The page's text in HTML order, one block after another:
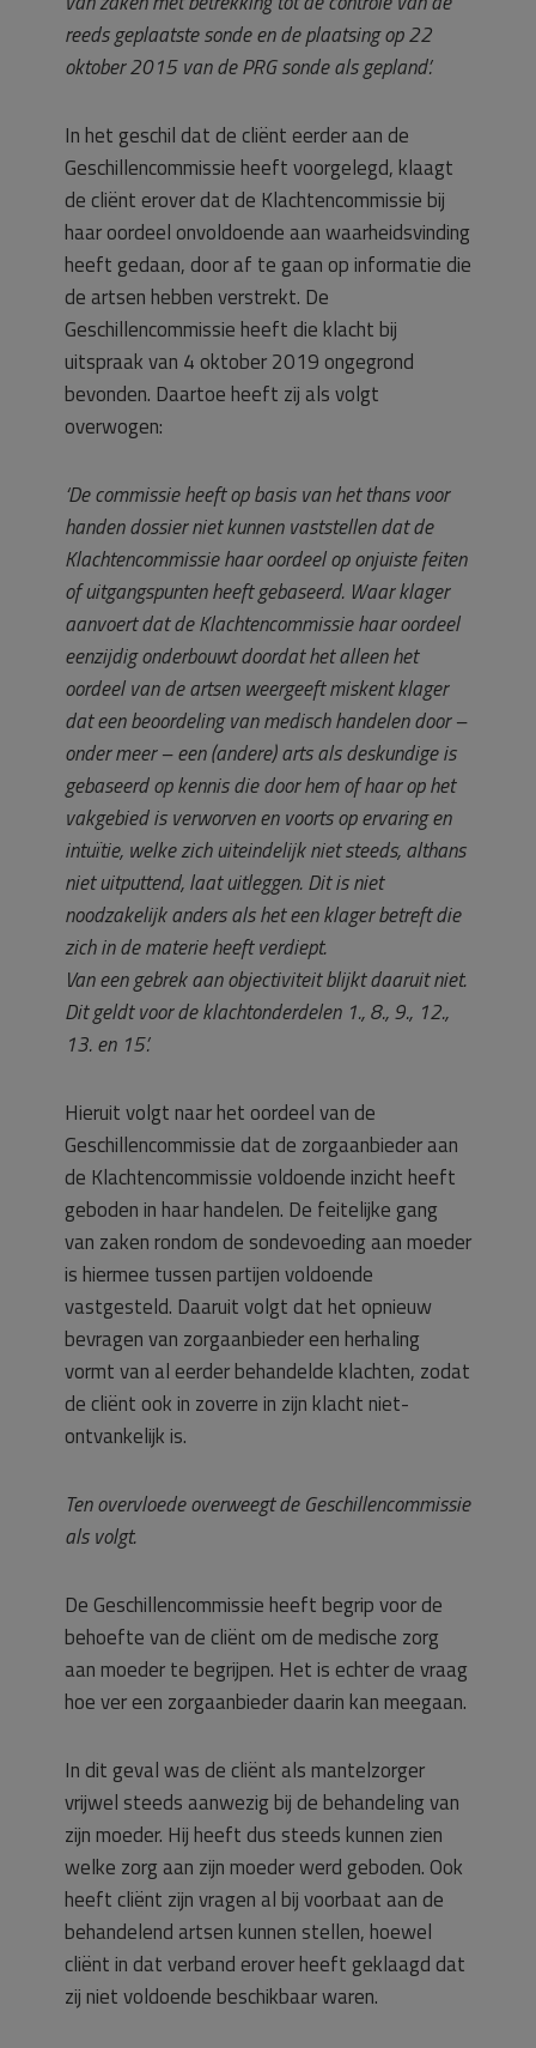
reeds geplaatste sonde en de plaatsing op 22
oktober 2015 van de PRG sonde als gepland’.
In het geschil dat de cliënt eerder aan de
Geschillencommissie heeft voorgelegd, klaagt
de cliënt erover dat de Klachtencommissie bij
haar oordeel onvoldoende aan waarheidsvinding
heeft gedaan, door af te gaan op informatie die
de artsen hebben verstrekt. De
Geschillencommissie heeft die klacht bij
uitspraak van 4 oktober 2019 ongegrond
bevonden. Daartoe heeft zij als volgt
overwogen:
‘De commissie heeft op basis van het thans voor
handen dossier niet kunnen vaststellen dat de
Klachtencommissie haar oordeel op onjuiste feiten
of uitgangspunten heeft gebaseerd. Waar klager
aanvoert dat de Klachtencommissie haar oordeel
eenzijdig onderbouwt doordat het alleen het
oordeel van de artsen weergeeft miskent klager
dat een beoordeling van medisch handelen door –
onder meer – een (andere) arts als deskundige is
gebaseerd op kennis die door hem of haar op het
vakgebied is verworven en voorts op ervaring en
intuïtie, welke zich uiteindelijk niet steeds, althans
niet uitputtend, laat uitleggen. Dit is niet
noodzakelijk anders als het een klager betreft die
zich in de materie heeft verdiept.
Van een gebrek aan objectiviteit blijkt daaruit niet.
Dit geldt voor de klachtonderdelen 1., 8., 9., 12.,
13. en 15’.
Hieruit volgt naar het oordeel van de
Geschillencommissie dat de zorgaanbieder aan
de Klachtencommissie voldoende inzicht heeft
geboden in haar handelen. De feitelijke gang
van zaken rondom de sondevoeding aan moeder
is hiermee tussen partijen voldoende
vastgesteld. Daaruit volgt dat het opnieuw
bevragen van zorgaanbieder een herhaling
vormt van al eerder behandelde klachten, zodat
de cliënt ook in zoverre in zijn klacht niet-
ontvankelijk is.
Ten overvloede overweegt de Geschillencommissie
als volgt.
De Geschillencommissie heeft begrip voor de
behoefte van de cliënt om de medische zorg
aan moeder te begrijpen. Het is echter de vraag
hoe ver een zorgaanbieder daarin kan meegaan.
In dit geval was de cliënt als mantelzorger
vrijwel steeds aanwezig bij de behandeling van
zijn moeder. Hij heeft dus steeds kunnen zien
welke zorg aan zijn moeder werd geboden. Ook
heeft cliënt zijn vragen al bij voorbaat aan de
behandelend artsen kunnen stellen, hoewel
cliënt in dat verband erover heeft geklaagd dat
zij niet voldoende beschikbaar waren.